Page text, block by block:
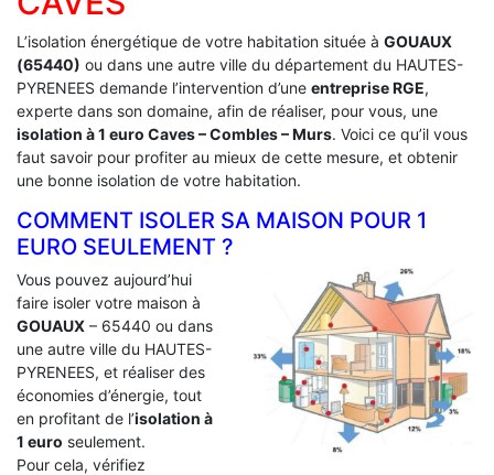
L’isolation énergétique de votre habitation située à GOUAUX
(65440) ou dans une autre ville du département du HAUTES-
PYRENEES demande l’intervention d’une entreprise RGE,
experte dans son domaine, afin de réaliser, pour vous, une
isolation à 1 euro Caves – Combles – Murs. Voici ce qu’il vous
faut savoir pour profiter au mieux de cette mesure, et obtenir
une bonne isolation de votre habitation.
COMMENT ISOLER SA MAISON POUR 1
EURO SEULEMENT ?
Vous pouvez aujourd’hui
faire isoler votre maison à
GOUAUX – 65440 ou dans
une autre ville du HAUTES-
PYRENEES, et réaliser des
économies d’énergie, tout
en profitant de l’isolation à
1 euro seulement.
Pour cela, vérifiez